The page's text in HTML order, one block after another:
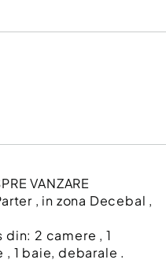
VANZARE
, in zona Decebal ,
2 camere , 1
1 baie, debarale .